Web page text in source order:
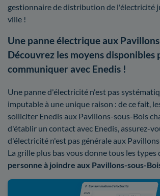
gestionnaire de distribution de l'électricité
ville !
Une panne électrique aux
Découvrez les moyens disponibles
communiquer avec Enedis !
Une panne d'électricité n'est pas
imputable à une unique raison : de ce fait,
solliciter Enedis aux Pavillons-sous-Bois
d'établir un contact avec Enedis, assurez-
d'électricité n'est pas générale aux
La grille plus bas vous donne tous les types
personne à joindre aux Pavillons-sous-